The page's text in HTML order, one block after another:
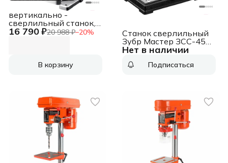
16 790 ₽20 988 ₽−20%
вертикально -
сверлильный станок,
Профессионал [ВСС-
В корзину
Нет в наличии
Станок сверлильный
Зубр Мастер ЗСС-450
450W
Подписаться